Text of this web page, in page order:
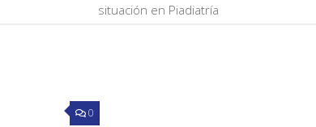
situación en Piadiatría
0